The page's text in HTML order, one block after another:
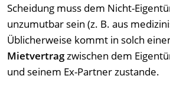
Scheidung muss dem Nicht-
unzumutbar sein (z. B. aus
Üblicherweise kommt in solch
Mietvertragzwischen dem
und seinem Ex-Partner zustande.